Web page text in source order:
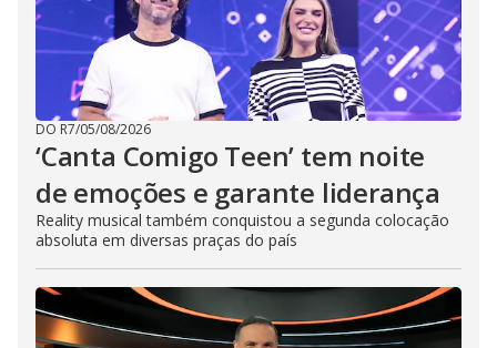
DO R7/05/08/2026
‘Canta Comigo Teen’ tem noite
de emoções e garante liderança
Reality musical também conquistou a segunda colocação
absoluta em diversas praças do país